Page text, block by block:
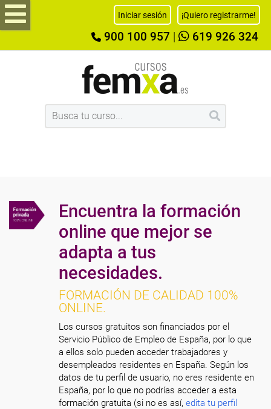
Iniciar sesión ¡Quiero registrarme!
900 100 957 619 926 324
Encuentra la formación
online que mejor se
adapta a tus
necesidades.
FORMACIÓN DE CALIDAD 100%
ONLINE.
Los cursos gratuitos son financiados por el
Servicio Público de Empleo de España, por lo que
a ellos solo pueden acceder trabajadores y
desempleados residentes en España. Según los
datos de tu perfil de usuario, no eres residente en
España, por lo que no podrías acceder a esta
formación gratuita (si no es así,edita tu perfil